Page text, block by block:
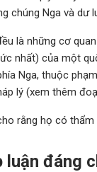
chúng Nga và dư
là những cơ
nhất) của một
Nga, thuộc
lý (xem thêm
rằng họ có
đáng